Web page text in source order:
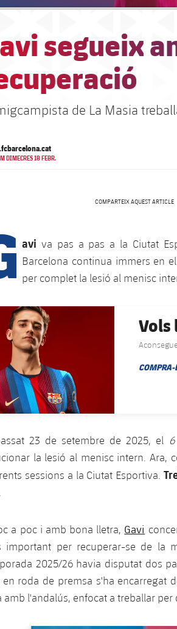
segueix
de La Masia
DIMECRES 18 FEBR.
COMPARTEIX AQUEST ARTICLE
avi va pas a pas a la Ciutat
Barcelona continua immers en
per complet la lesió al menisc
Vols
DATA DE
23 de setembre de 2025, el 6
la lesió al menisc intern. Ara,
sessions a la Ciutat Esportiva.
a poc i amb bona lletra, Gavi
important per recuperar-se de la
2025/26 havia disputat dos
en roda de premsa s'ha encarregat
amb l'andalús, enfocat a treballar per